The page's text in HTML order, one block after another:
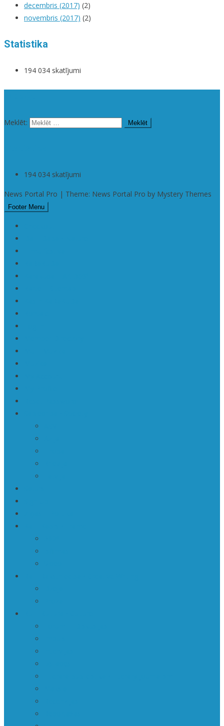
decembris (2017) (2)
novembris (2017) (2)
Statistika
194 034 skatījumi
Meklēt:
194 034 skatījumi
News Portal Pro | Theme: News Portal Pro by Mystery Themes
Footer Menu